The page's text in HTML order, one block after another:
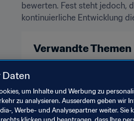
bewerten. Fest steht jedoch,
kontinuierliche Entwicklung
Verwandte Themen
Daten
um Inhalte und Werbung zu
zu analysieren. Ausserdem geben wir
, Werbe- und Analysepartner weiter. Sie